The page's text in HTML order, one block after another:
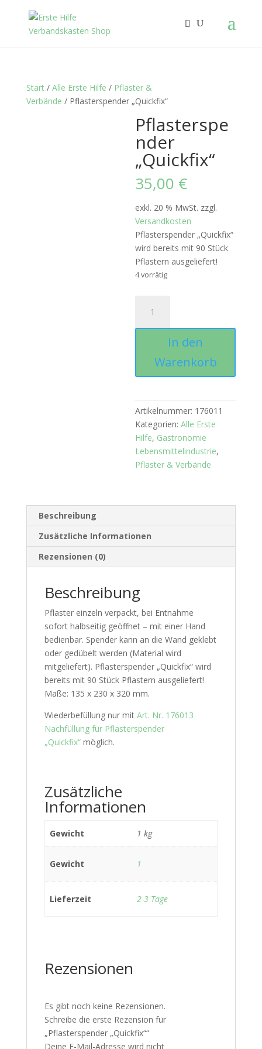
Start/ Alle Erste Hilfe / Pflaster &
Verbände / Pflasterspender „Quickfix“
Pflasterspe
nder
„Quickfix“
35,00 €
exkl. 20 % MwSt. zzgl.
Versandkosten
Pflasterspender „Quickfix“
wird bereits mit 90 Stück
Pflastern ausgeliefert!
4 vorrätig
"Quickfix"
Menge
In den
Warenkorb
Artikelnummer: 176011
Kategorien:Alle Erste
Hilfe, Gastronomie
Lebensmittelindustrie,
Pflaster & Verbände
Beschreibung
Zusätzliche Informationen
Rezensionen (0)
Beschreibung
Pflaster einzeln verpackt, bei Entnahme
sofort halbseitig geöffnet – mit einer Hand
bedienbar. Spender kann an die Wand geklebt
oder gedübelt werden (Material wird
mitgeliefert). Pflasterspender „Quickfix“ wird
bereits mit 90 Stück Pflastern ausgeliefert!
Maße: 135 x 230 x 320 mm.
Wiederbefüllung nur mit Art. Nr. 176013
Nachfüllung für Pflasterspender
„Quickfix“möglich.
Zusätzliche
Informationen
Gewicht 1 kg
Gewicht 1
Lieferzeit 2-3 Tage
Rezensionen
Es gibt noch keine Rezensionen.
Schreibe die erste Rezension für
„Pflasterspender „Quickfix““
Deine E-Mail-Adresse wird nicht